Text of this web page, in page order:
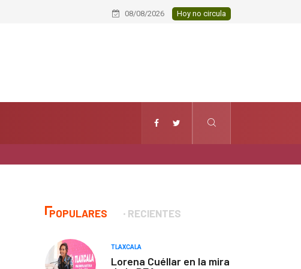
Aprueba Congreso la segunda
08/08/2026 Hoy no circula
POPULARES RECIENTES
TLAXCALA
Lorena Cuéllar en la mira